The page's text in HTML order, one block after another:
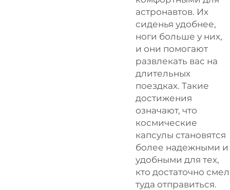
астронавтов. Их
сиденья удобнее,
ноги больше у них,
и они помогают
развлекать вас на
длительных
поездках. Такие
достижения
означают, что
космические
капсулы становятся
более надежными и
удобными для тех,
кто достаточно смел
туда отправиться.